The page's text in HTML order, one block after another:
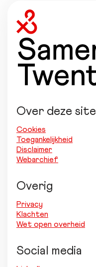
Over deze site
Cookies
Toegankelijkheid
Disclaimer
Webarchief
Overig
Privacy
Klachten
Wet open overheid
Social media